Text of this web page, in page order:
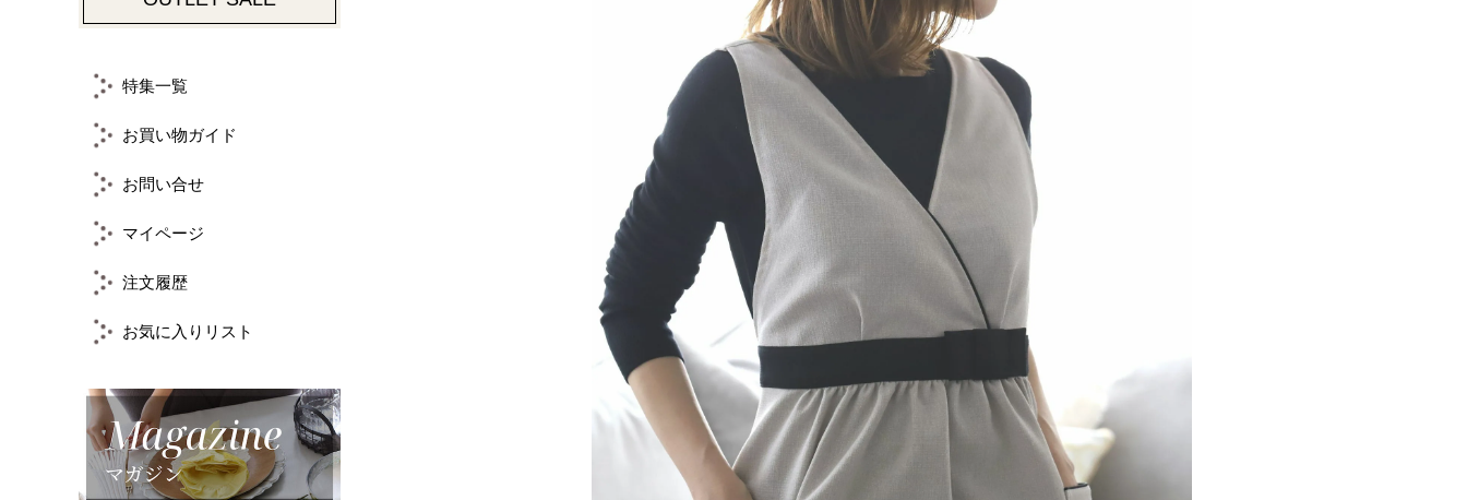
特集一覧
お買い物ガイド
お問い合せ
マイページ
注文履歴
お気に入りリスト